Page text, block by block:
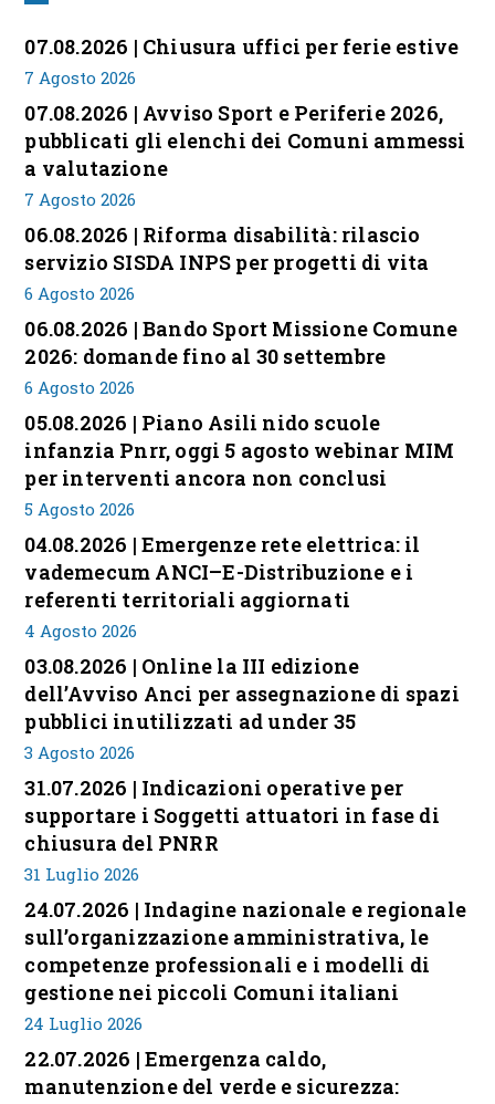
07.08.2026 | Chiusura uffici per ferie estive
7 Agosto 2026
07.08.2026 | Avviso Sport e Periferie 2026,
pubblicati gli elenchi dei Comuni ammessi
a valutazione
7 Agosto 2026
06.08.2026 | Riforma disabilità: rilascio
servizio SISDA INPS per progetti di vita
6 Agosto 2026
06.08.2026 | Bando Sport Missione Comune
2026: domande fino al 30 settembre
6 Agosto 2026
05.08.2026 | Piano Asili nido scuole
infanzia Pnrr, oggi 5 agosto webinar MIM
per interventi ancora non conclusi
5 Agosto 2026
04.08.2026 | Emergenze rete elettrica: il
vademecum ANCI–E-Distribuzione e i
referenti territoriali aggiornati
4 Agosto 2026
03.08.2026 | Online la III edizione
dell’Avviso Anci per assegnazione di spazi
pubblici inutilizzati ad under 35
3 Agosto 2026
31.07.2026 | Indicazioni operative per
supportare i Soggetti attuatori in fase di
chiusura del PNRR
31 Luglio 2026
24.07.2026 | Indagine nazionale e regionale
sull’organizzazione amministrativa, le
competenze professionali e i modelli di
gestione nei piccoli Comuni italiani
24 Luglio 2026
22.07.2026 | Emergenza caldo,
manutenzione del verde e sicurezza: